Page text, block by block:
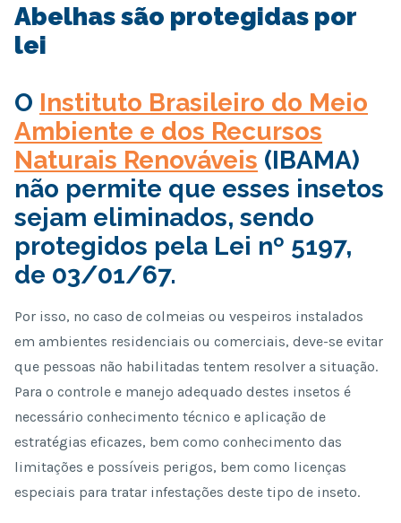
Abelhas são protegidas por
lei
O Instituto Brasileiro do Meio
Ambiente e dos Recursos
Naturais Renováveis (IBAMA)
não permite que esses insetos
sejam eliminados, sendo
protegidos pela Lei nº 5197,
de 03/01/67.
Por isso, no caso de colmeias ou vespeiros instalados
em ambientes residenciais ou comerciais, deve-se evitar
que pessoas não habilitadas tentem resolver a situação.
Para o controle e manejo adequado destes insetos é
necessário conhecimento técnico e aplicação de
estratégias eficazes, bem como conhecimento das
limitações e possíveis perigos, bem como licenças
especiais para tratar infestações deste tipo de inseto.